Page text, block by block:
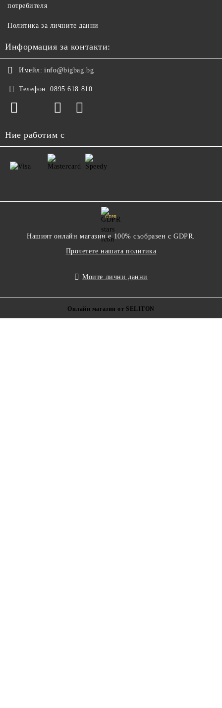
потребителя
Политика за личните данни
Информация за контакти:
Имейл: info@bigbag.bg
Телефон: 0895 618 810
Ние работим с
GDPR
Нашият онлайн магазин е 100% съобразен с GDPR.
Прочетете нашата политика
Моите лични данни
Онлайн магазин от SELITON